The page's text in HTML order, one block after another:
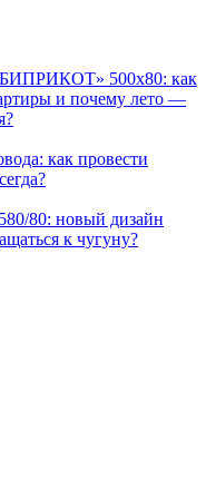
500x80: как
и почему лето —
как провести
80: новый дизайн
к чугуну?